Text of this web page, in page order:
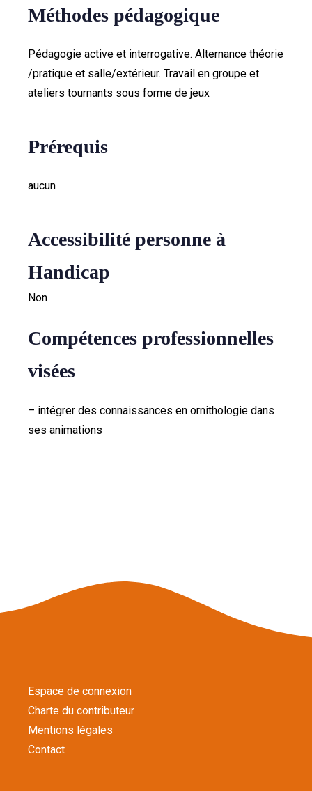
Méthodes pédagogique
Pédagogie active et interrogative. Alternance théorie
/pratique et salle/extérieur. Travail en groupe et
ateliers tournants sous forme de jeux
Prérequis
aucun
Accessibilité personne à
Handicap
Non
Compétences professionnelles
visées
– intégrer des connaissances en ornithologie dans
ses animations
Espace de connexion
Charte du contributeur
Mentions légales
Contact